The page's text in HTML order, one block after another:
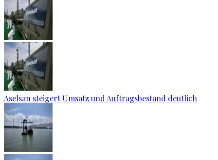
Aselsan steigert Umsatz und Auftragsbestand deutlich